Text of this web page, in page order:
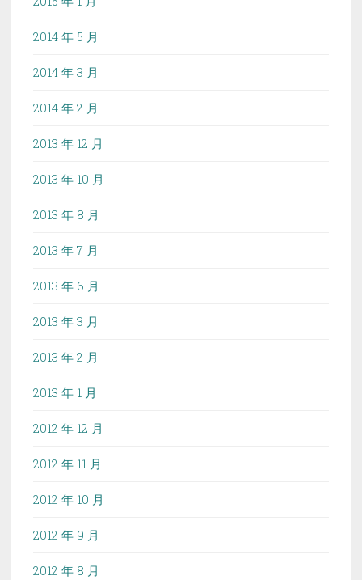
2014 年 5 月
2014 年 3 月
2014 年 2 月
2013 年 12 月
2013 年 10 月
2013 年 8 月
2013 年 7 月
2013 年 6 月
2013 年 3 月
2013 年 2 月
2013 年 1 月
2012 年 12 月
2012 年 11 月
2012 年 10 月
2012 年 9 月
2012 年 8 月